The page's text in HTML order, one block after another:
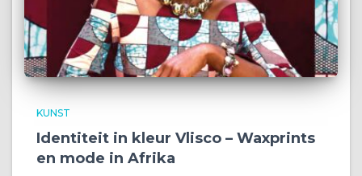
KUNST
Identiteit in kleur Vlisco – Waxprints
en mode in Afrika